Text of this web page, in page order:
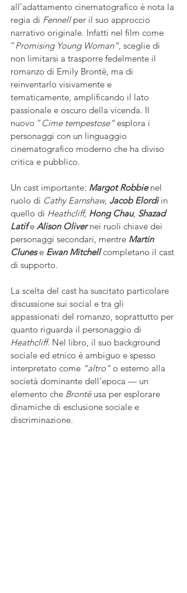
all’adattamento cinematografico è nota la
regia di Fennell per il suo approccio
narrativo originale. Infatti nel film come
“Promising Young Woman”, sceglie di
non limitarsi a trasporre fedelmente il
romanzo di Emily Brontë, ma di
reinventarlo visivamente e
tematicamente, amplificando il lato
passionale e oscuro della vicenda. Il
nuovo “ Cime tempestose” esplora i
personaggi con un linguaggio
cinematografico moderno che ha diviso
critica e pubblico.
Un cast importante: Margot Robbie nel
ruolo di Cathy Earnshaw, Jacob Elordi in
quello di Heathcliff, Hong Chau, Shazad
Latif e Alison Oliver nei ruoli chiave dei
personaggi secondari, mentre Martin
Clunes e Ewan Mitchell completano il cast
di supporto.
La scelta del cast ha suscitato particolare
discussione sui social e tra gli
appassionati del romanzo, soprattutto per
quanto riguarda il personaggio di
Heathcliff. Nel libro, il suo background
sociale ed etnico è ambiguo e spesso
interpretato come “altro” o esterno alla
società dominante dell’epoca — un
elemento che Brontë usa per esplorare
dinamiche di esclusione sociale e
discriminazione.